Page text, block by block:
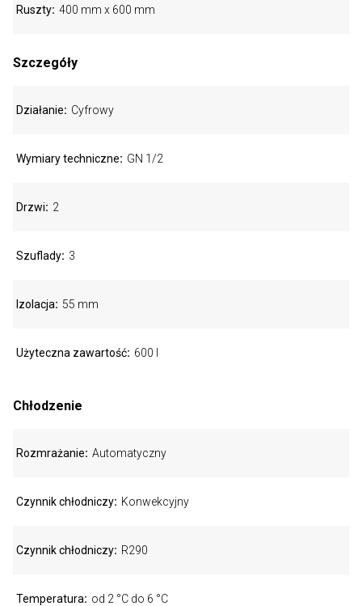
Ruszty 400 mm x 600 mm
Szczegóły
Działanie Cyfrowy
Wymiary techniczne GN 1/2
Drzwi 2
Szuflady 3
Izolacja 55 mm
Użyteczna zawartość 600 l
Chłodzenie
Rozmrażanie Automatyczny
Czynnik chłodniczy Konwekcyjny
Czynnik chłodniczy R290
Temperatura od 2 °C do 6 °C